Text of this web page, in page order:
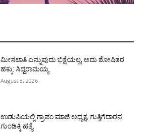
ಮೀಸಲಾತಿ ಎನ್ನುವುದು ಭಿಕ್ಷೆಯಲ್ಲ, ಅದು ಶೋಷಿತರ
ಹಕ್ಕು: ಸಿದ್ದರಾಮಯ್ಯ
August 8, 2026
ಉಡುಪಿಯಲ್ಲಿ ಗ್ರಾಪಂ ಮಾಜಿ ಅಧ್ಯಕ್ಷ, ಗುತ್ತಿಗೆದಾರನ
ಗುಂಡಿಕ್ಕಿ ಹತ್ಯೆ